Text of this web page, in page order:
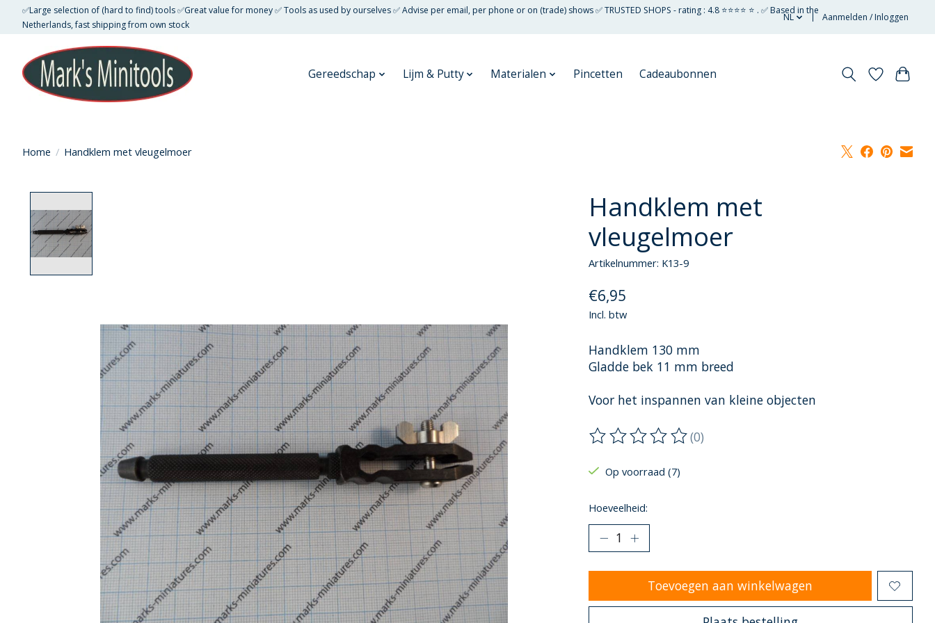
✅Large selection of (hard to find) tools ✅Great value for money ✅ Tools as used by ourselves ✅ Advise per email, per phone or on (trade) shows ✅ TRUSTED SHOPS - rating : 4.8 ⭐⭐⭐⭐ ⭐ . ✅ Based in the
Netherlands, fast shipping from own stock
NL Aanmelden / Inloggen
Gereedschap Lijm & Putty Materialen Pincetten Cadeaubonnen
Home / Handklem met vleugelmoer
Handklem met
vleugelmoer
Artikelnummer: K13-9
€6,95
Incl. btw
Handklem 130 mm
Gladde bek 11 mm breed
Voor het inspannen van kleine objecten
De beoordeling van dit product is
(0)
Op voorraad (7)
Hoeveelheid:
Toevoegen aan winkelwagen